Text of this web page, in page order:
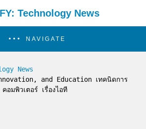
Technology News
NAVIGATE
News
มพิวเตอร์ เรื่องไอที